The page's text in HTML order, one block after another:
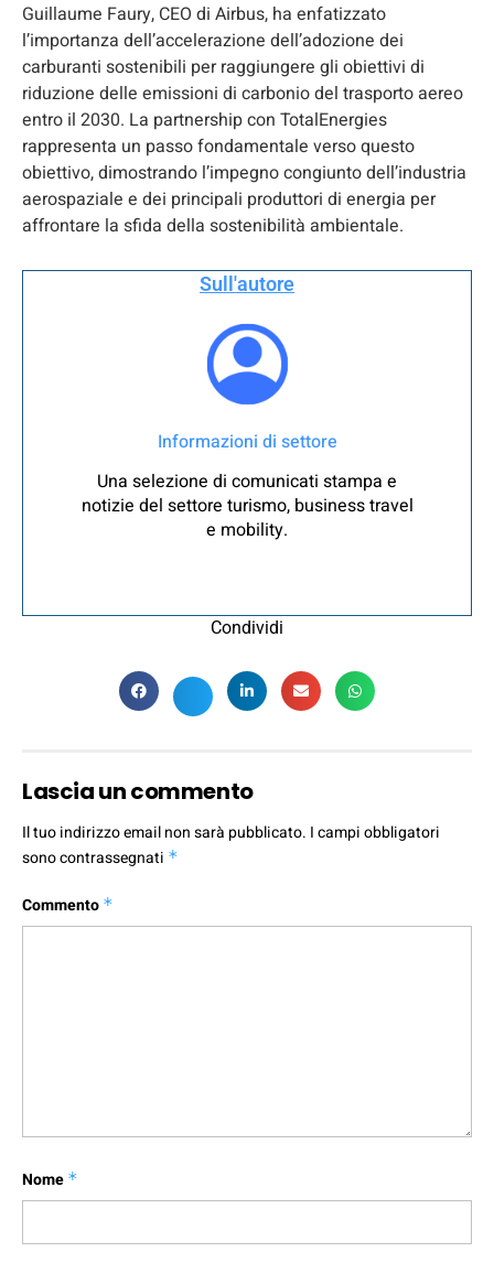
Guillaume Faury, CEO di Airbus, ha enfatizzato
l’importanza dell’accelerazione dell’adozione dei
carburanti sostenibili per raggiungere gli obiettivi di
riduzione delle emissioni di carbonio del trasporto aereo
entro il 2030. La partnership con TotalEnergies
rappresenta un passo fondamentale verso questo
obiettivo, dimostrando l’impegno congiunto dell’industria
aerospaziale e dei principali produttori di energia per
affrontare la sfida della sostenibilità ambientale.
Sull'autore
Informazioni di settore
Una selezione di comunicati stampa e
notizie del settore turismo, business travel
e mobility.
Condividi
Lascia un commento
Il tuo indirizzo email non sarà pubblicato. I campi obbligatori
sono contrassegnati *
Commento *
Nome *